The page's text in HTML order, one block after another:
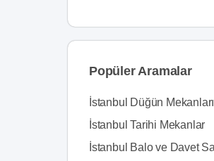
Popüler Aramalar
İstanbul Düğün Mekanları
İstanbul Tarihi Mekanlar
İstanbul Balo ve Davet